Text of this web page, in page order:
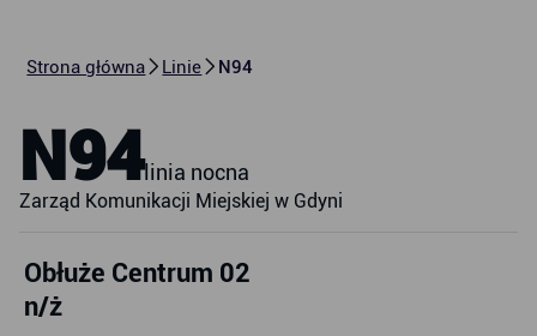
Strona główna Linie N94
N94linia nocna
Zarząd Komunikacji Miejskiej w Gdyni
Obłuże Centrum 02
n/ż